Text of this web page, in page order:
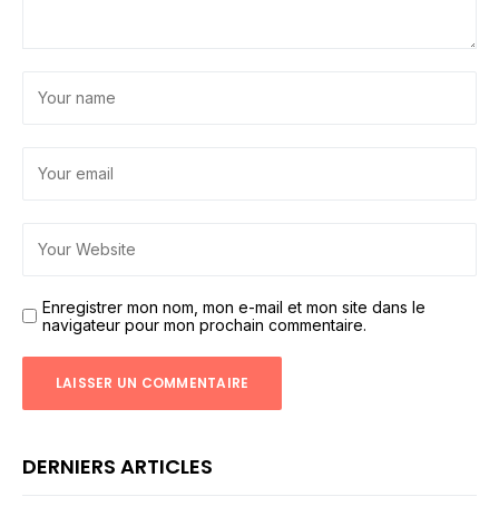
Enregistrer mon nom, mon e-mail et mon site dans le
navigateur pour mon prochain commentaire.
DERNIERS ARTICLES